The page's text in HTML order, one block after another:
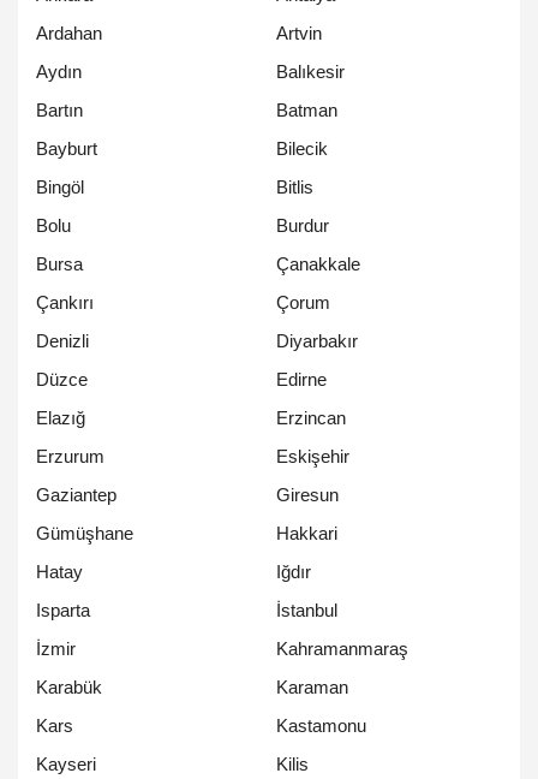
Ardahan
Artvin
Aydın
Balıkesir
Bartın
Batman
Bayburt
Bilecik
Bingöl
Bitlis
Bolu
Burdur
Bursa
Çanakkale
Çankırı
Çorum
Denizli
Diyarbakır
Düzce
Edirne
Elazığ
Erzincan
Erzurum
Eskişehir
Gaziantep
Giresun
Gümüşhane
Hakkari
Hatay
Iğdır
Isparta
İstanbul
İzmir
Kahramanmaraş
Karabük
Karaman
Kars
Kastamonu
Kayseri
Kilis